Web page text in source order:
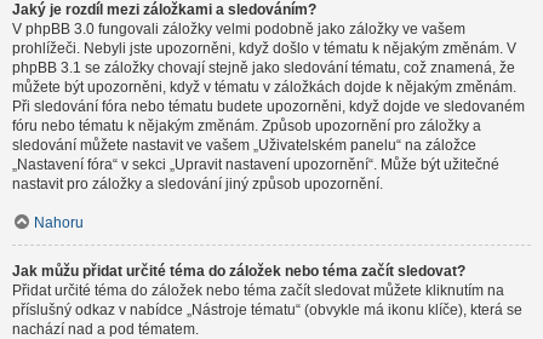
Jaký je rozdíl mezi záložkami a sledováním?
V phpBB 3.0 fungovali záložky velmi podobně jako záložky ve vašem
prohlížeči. Nebyli jste upozorněni, když došlo v tématu k nějakým změnám. V
phpBB 3.1 se záložky chovají stejně jako sledování tématu, což znamená, že
můžete být upozorněni, když v tématu v záložkách dojde k nějakým změnám.
Při sledování fóra nebo tématu budete upozorněni, když dojde ve sledovaném
fóru nebo tématu k nějakým změnám. Způsob upozornění pro záložky a
sledování můžete nastavit ve vašem „Uživatelském panelu“ na záložce
„Nastavení fóra“ v sekci „Upravit nastavení upozornění“. Může být užitečné
nastavit pro záložky a sledování jiný způsob upozornění.
Nahoru
Jak můžu přidat určité téma do záložek nebo téma začít sledovat?
Přidat určité téma do záložek nebo téma začít sledovat můžete kliknutím na
příslušný odkaz v nabídce „Nástroje tématu“ (obvykle má ikonu klíče), která se
nachází nad a pod tématem.